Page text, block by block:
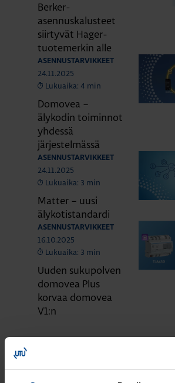
Berker-
asennuskalusteet
siirtyvät Hager-
tuotemerkin alle
ASENNUSTARVIKKEET
24.11.2025
Lukuaika: 4 min
Domovea –
älykodin toiminnot
yhdessä
järjestelmässä
ASENNUSTARVIKKEET
24.11.2025
Lukuaika: 3 min
Matter – uusi
älykotistandardi
ASENNUSTARVIKKEET
16.10.2025
Lukuaika: 3 min
Uuden sukupolven
domovea Plus
korvaa domovea
V1:n